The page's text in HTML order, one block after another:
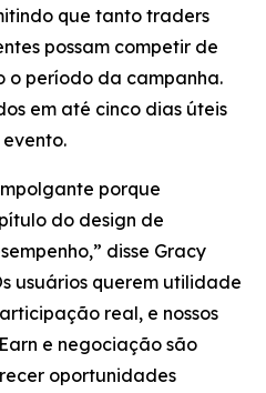
que tanto traders
possam competir de
período da campanha.
em até cinco dias úteis
porque
do design de
disse Gracy
usuários querem utilidade
real, e nossos
e negociação são
oportunidades